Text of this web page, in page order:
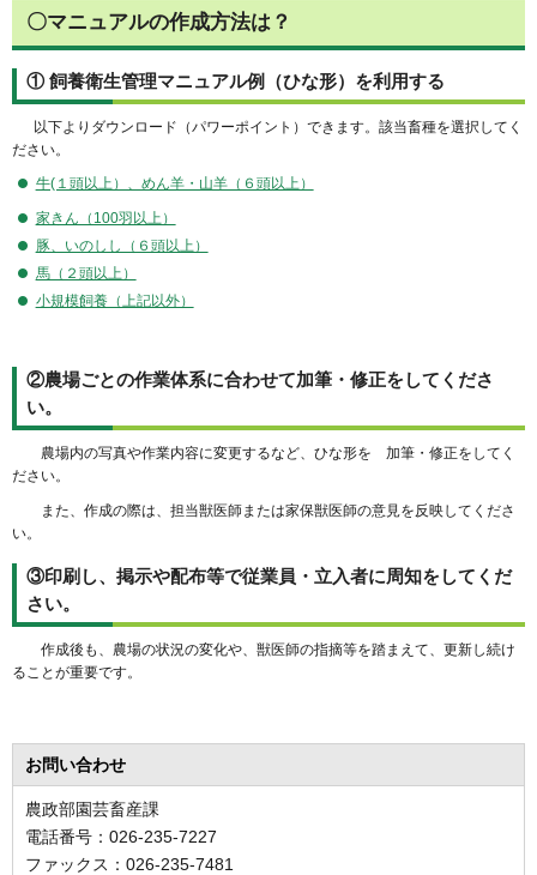
〇マニュアルの作成方法は？
① 飼養衛生管理マニュアル例（ひな形）を利用する
以下よりダウンロード（パワーポイント）できます。該当畜種を選択してく
ださい。
牛(１頭以上）、めん羊・山羊（６頭以上）
家きん（100羽以上）
豚、いのしし（６頭以上）
馬（２頭以上）
小規模飼養（上記以外）
②農場ごとの作業体系に合わせて加筆・修正をしてくださ
い。
農場内の写真や作業内容に変更するなど、ひな形を 加筆・修正をしてく
ださい。
また、作成の際は、担当獣医師または家保獣医師の意見を反映してくださ
い。
③印刷し、掲示や配布等で従業員・立入者に周知をしてくだ
さい。
作成後も、農場の状況の変化や、獣医師の指摘等を踏まえて、更新し続け
ることが重要です。
お問い合わせ
農政部園芸畜産課
電話番号：026-235-7227
ファックス：026-235-7481